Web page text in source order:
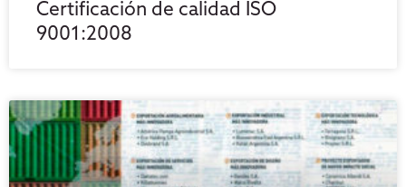
Certificación de calidad ISO
9001:2008